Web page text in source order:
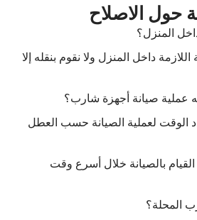
حول الاصلاح
المنزل؟
داخل المنزل ولا نقوم بنقله إلا
عملية صيانة أجهزة شارب؟
لعملية الصيانة حسب العطل
بالصيانة خلال أسرع وقت
المحلة؟